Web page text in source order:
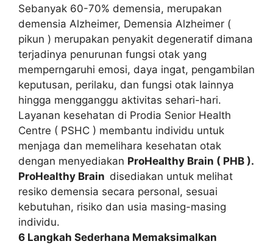
Sebanyak 60-70% demensia, merupakan
demensia Alzheimer, Demensia Alzheimer (
pikun ) merupakan penyakit degeneratif dimana
terjadinya penurunan fungsi otak yang
memperngaruhi emosi, daya ingat, pengambilan
keputusan, perilaku, dan fungsi otak lainnya
hingga mengganggu aktivitas sehari-hari.
Layanan kesehatan di Prodia Senior Health
Centre ( PSHC ) membantu individu untuk
menjaga dan memelihara kesehatan otak
dengan menyediakan ProHealthy Brain ( PHB ).
ProHealthy Brain disediakan untuk melihat
resiko demensia secara personal, sesuai
kebutuhan, risiko dan usia masing-masing
individu.
6 Langkah Sederhana Memaksimalkan